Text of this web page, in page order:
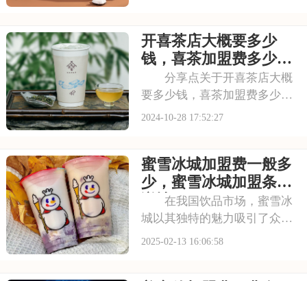
切入点，迅速在市场上占据了
一席之地。其产品选用优质茶
叶和天然食材，搭配
开喜茶店大概要多少
钱，喜茶加盟费多少万
分享点关于开喜茶店大概
要多少钱，喜茶加盟费多少万
元的有趣见解，仅供参考，听
钱 开一家喜茶店大概需要
25万元到50万元之间的资金投
入。具体金额会
2024-10-28 17:52:27
蜜雪冰城加盟费一般多
少，蜜雪冰城加盟条件
详情
在我国饮品市场，蜜雪冰
城以其独特的魅力吸引了众多
投资者的目光。想要加入这个
2025-02-13 16:06:58